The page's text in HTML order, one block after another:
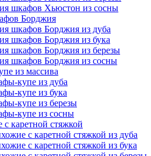
шкафов Хьюстон из сосны
Борджия
шкафов Борджия из дуба
шкафов Борджия из бука
шкафов Борджия из березы
шкафов Борджия из сосны
из массива
купе из дуба
купе из бука
купе из березы
купе из сосны
каретной стяжкой
с каретной стяжкой из дуба
с каретной стяжкой из бука